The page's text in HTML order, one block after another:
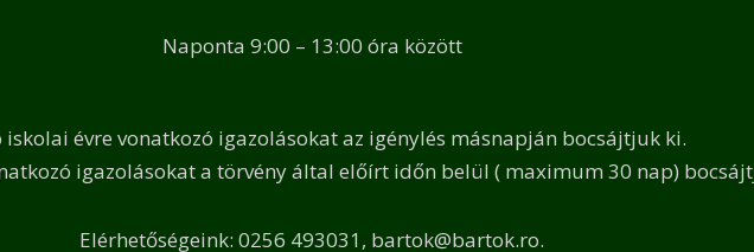
Naponta 9:00 – 13:00 óra között
iskolai évre vonatkozó igazolásokat az igénylés másnapján bocsájtjuk ki.
igazolásokat a törvény által előírt időn belül ( maximum 30 nap)
Elérhetőségeink: 0256 493031, bartok@bartok.ro.